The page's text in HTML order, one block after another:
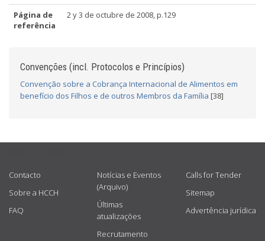
Página de
referência
2 y 3 de octubre de 2008, p.129
Convenções (incl. Protocolos e Princípios)
Convenção sobre a Cobrança Internacional de Alimentos em
benefício dos Filhos e de outros Membros da Família [38]
Contacto
Sobre a HCCH
FAQ
Notícias e Eventos
(Arquivo)
Últimas
atualizações
Recrutamento
Calls for Tender
Sitemap
Advertência jurídica